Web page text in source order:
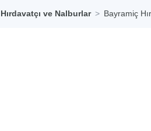
ve Nalburlar Bayramiç